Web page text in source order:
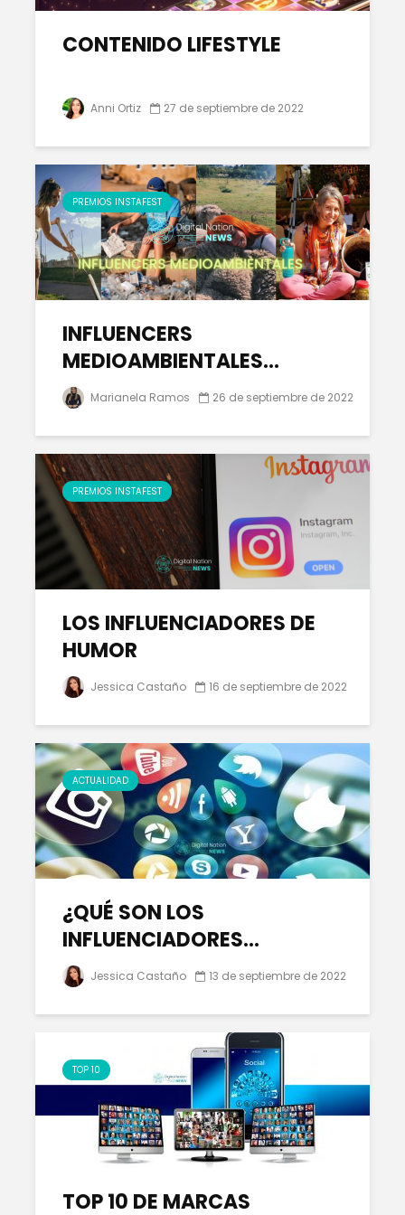
CONTENIDO LIFESTYLE
Anni Ortiz 27 de septiembre de 2022
PREMIOS INSTAFEST
INFLUENCERS
MEDIOAMBIENTALES...
Marianela Ramos 26 de septiembre de 2022
PREMIOS INSTAFEST
LOS INFLUENCIADORES DE
HUMOR
Jessica Castaño 16 de septiembre de 2022
ACTUALIDAD
¿QUÉ SON LOS
INFLUENCIADORES...
Jessica Castaño 13 de septiembre de 2022
TOP 10
TOP 10 DE MARCAS
El Bitcoin cae a
los 17.000
Las Extensiones
Cabello Natural
¿QUÉ ES
ECONOMÍA
COLABORATIVA?
CABELLO
Matriz
WEFU
Alianza